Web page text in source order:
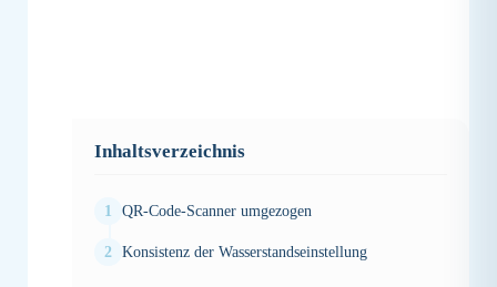
Inhaltsverzeichnis
QR-Code-Scanner umgezogen
Konsistenz der Wasserstandseinstellung
QR-Code-Scanner umgezogen
Der Button zum Aktivieren des QR-Code-